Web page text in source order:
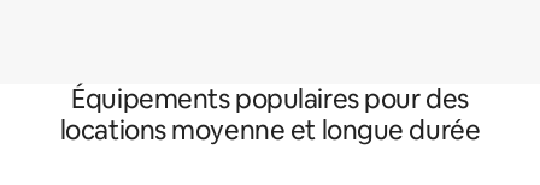
Équipements populaires pour des
locations moyenne et longue durée